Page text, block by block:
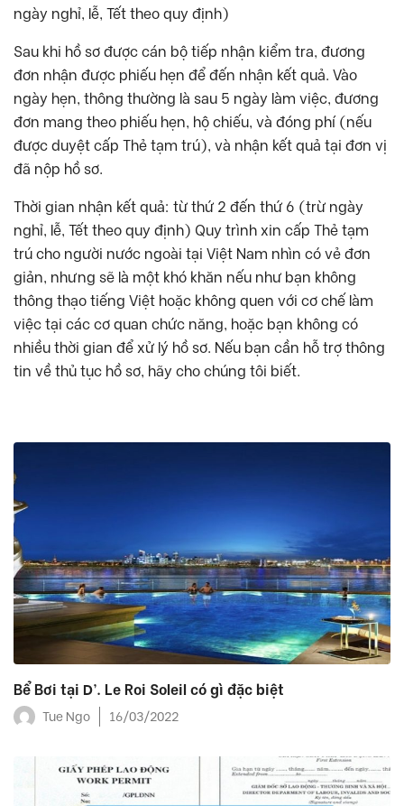
ngày nghỉ, lễ, Tết theo quy định)
Sau khi hồ sơ được cán bộ tiếp nhận kiểm tra, đương
đơn nhận được phiếu hẹn để đến nhận kết quả. Vào
ngày hẹn, thông thường là sau 5 ngày làm việc, đương
đơn mang theo phiếu hẹn, hộ chiếu, và đóng phí (nếu
được duyệt cấp Thẻ tạm trú), và nhận kết quả tại đơn vị
đã nộp hồ sơ.
Thời gian nhận kết quả: từ thứ 2 đến thứ 6 (trừ ngày
nghỉ, lễ, Tết theo quy định) Quy trình xin cấp Thẻ tạm
trú cho người nước ngoài tại Việt Nam nhìn có vẻ đơn
giản, nhưng sẽ là một khó khăn nếu như bạn không
thông thạo tiếng Việt hoặc không quen với cơ chế làm
việc tại các cơ quan chức năng, hoặc bạn không có
nhiều thời gian để xử lý hồ sơ. Nếu bạn cần hỗ trợ thông
tin về thủ tục hồ sơ, hãy cho chúng tôi biết.
Bể Bơi tại D’. Le Roi Soleil có gì đặc biệt
Tue Ngo 16/03/2022